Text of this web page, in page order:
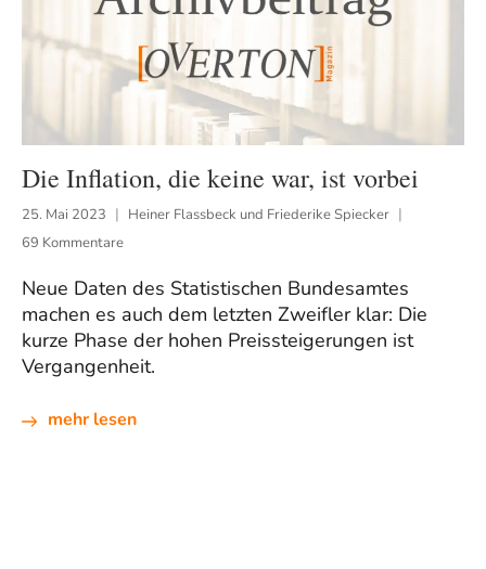
Die Inflation, die keine war, ist vorbei
25. Mai 2023
Heiner Flassbeck und Friederike Spiecker
69 Kommentare
Neue Daten des Statistischen Bundesamtes
machen es auch dem letzten Zweifler klar: Die
kurze Phase der hohen Preissteigerungen ist
Vergangenheit.
mehr lesen